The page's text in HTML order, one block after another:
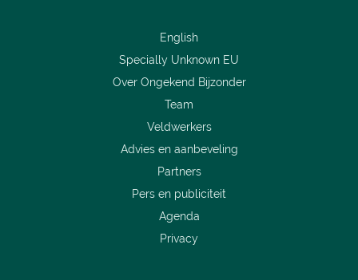
English
Specially Unknown EU
Over Ongekend Bijzonder
Team
Veldwerkers
Advies en aanbeveling
Partners
Pers en publiciteit
Agenda
Privacy